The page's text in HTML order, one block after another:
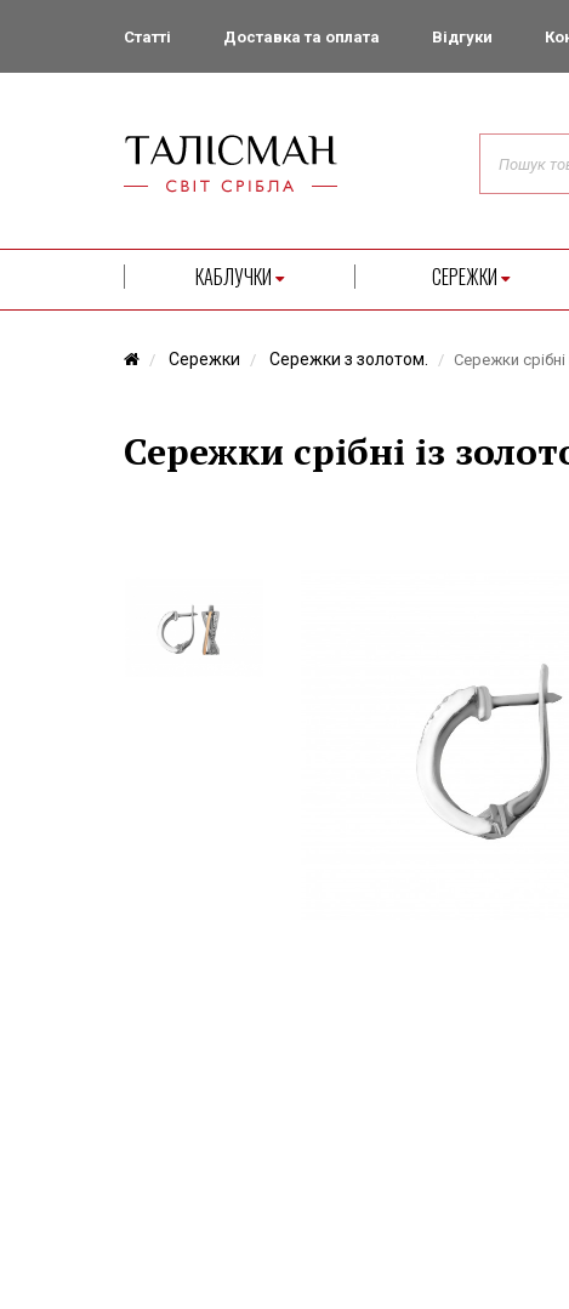
Статті Доставка та оплата Відгуки
КАБЛУЧКИ СЕРЕЖКИ
Сережки Сережки з золотом. Сережки
Сережки срібні із